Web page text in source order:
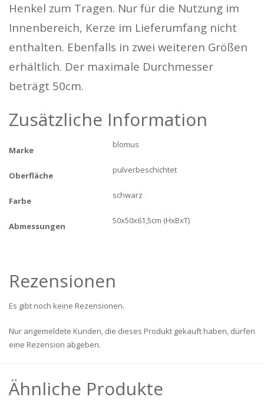
Henkel zum Tragen. Nur für die Nutzung im
Innenbereich, Kerze im Lieferumfang nicht
enthalten. Ebenfalls in zwei weiteren Größen
erhältlich. Der maximale Durchmesser
beträgt 50cm.
Zusätzliche Information
Marke
blomus
Oberfläche
pulverbeschichtet
Farbe
schwarz
Abmessungen
50x50x61,5cm (HxBxT)
Rezensionen
Es gibt noch keine Rezensionen.
Nur angemeldete Kunden, die dieses Produkt gekauft haben, dürfen
eine Rezension abgeben.
Ähnliche Produkte